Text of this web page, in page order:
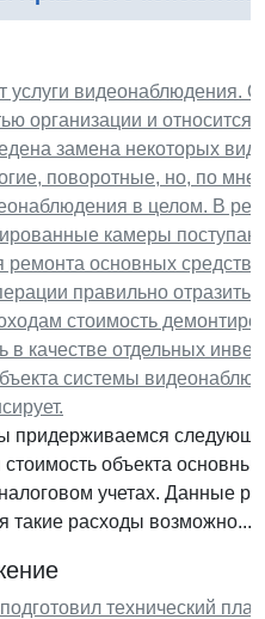
услуги видеонаблюдения.
организации и
замена некоторых
поворотные, но, по
в целом. В
камеры
ремонта основных
правильно отразить
стоимость
качестве отдельных
системы
придерживаемся
объекта
учетах. Данные
такие расходы возможно...
технический